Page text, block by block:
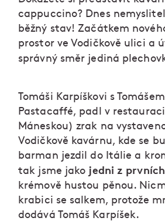
cappuccino? Dnes
běžný stav! Začátkem
prostor ve Vodičkově ulici a
správný směr jediná
Tomáši Karpíškovi s
Pastacaffé, padl v
Máneskou) zrak na
Vodičkově kavárnu, kde se
barman jezdil do Itálie a
tak jsme jako jedni z
krémově hustou pěnou.
krabici se salkem, protože
dodává Tomáš Karpíšek.